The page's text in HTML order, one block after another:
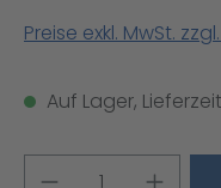
Preise exkl. MwSt.
Auf Lager,
Produkt